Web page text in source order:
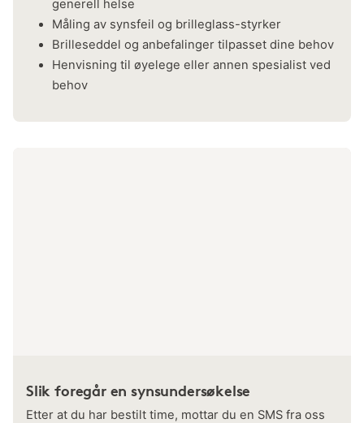
generell helse
Måling av synsfeil og brilleglass-styrker
Brilleseddel og anbefalinger tilpasset dine behov
Henvisning til øyelege eller annen spesialist ved
behov
Slik foregår en synsundersøkelse
Etter at du har bestilt time, mottar du en SMS fra oss